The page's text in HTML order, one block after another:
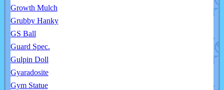
Growth Mulch
Grubby Hanky
GS Ball
Guard Spec.
Gulpin Doll
Gyaradosite
Gym Statue